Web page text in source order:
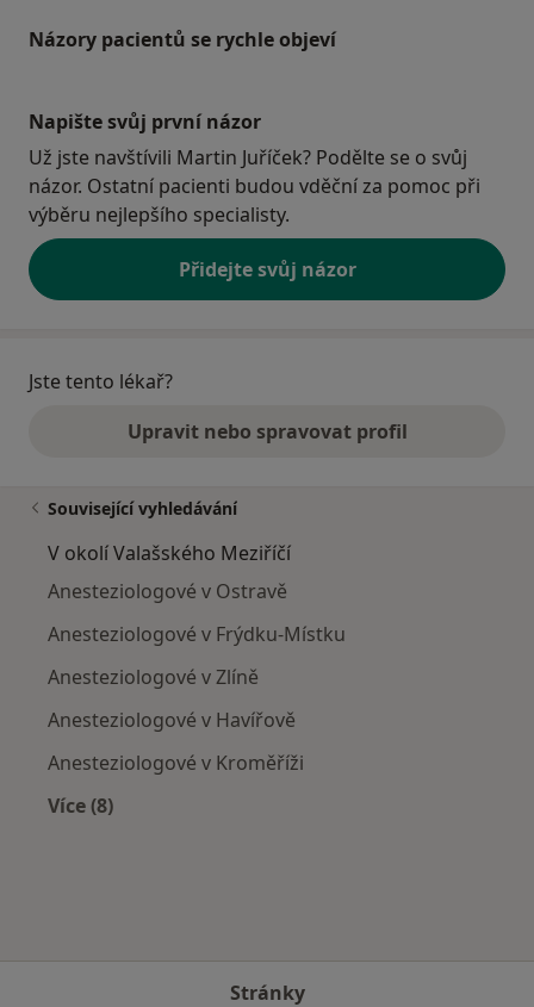
Názory pacientů se rychle objeví
Napište svůj první názor
Už jste navštívili Martin Juříček? Podělte se o svůj
názor. Ostatní pacienti budou vděční za pomoc při
výběru nejlepšího specialisty.
Přidejte svůj názor
Jste tento lékař?
Upravit nebo spravovat profil
Související vyhledávání
V okolí Valašského Meziříčí
Anesteziologové v Ostravě
Anesteziologové v Frýdku-Místku
Anesteziologové v Zlíně
Anesteziologové v Havířově
Anesteziologové v Kroměříži
Více (8)
Stránky